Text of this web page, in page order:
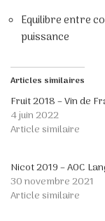
Equilibre entre
puissance
Articles similaires
Fruit 2018 – Vin de
4 juin 2022
Article similaire
Nicot 2019 – AOC
30 novembre 2021
Article similaire